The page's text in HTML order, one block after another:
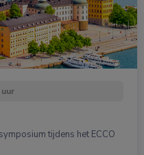
tijdens het ECCO